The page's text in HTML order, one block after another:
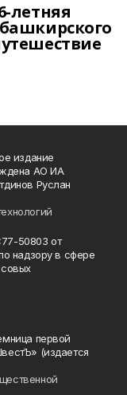
летняя
издание
АО ИА
Руслан
50803 от
надзору в сфере
первой
(издается